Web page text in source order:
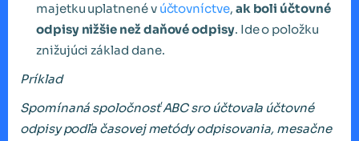
majetku uplatnené v účtovníctve, ak boli účtovné
odpisy nižšie než daňové odpisy. Ide o položku
znižujúci základ dane.
Príklad
Spomínaná spoločnosť ABC sro účtovala účtovné
odpisy podľa časovej metódy odpisovania, mesačne